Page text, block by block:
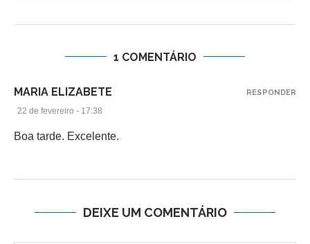
1 COMENTÁRIO
MARIA ELIZABETE
22 de fevereiro - 17:38
Boa tarde. Excelente.
RESPONDER
DEIXE UM COMENTÁRIO